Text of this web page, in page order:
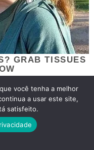
você tenha a melhor
a usar este site,
satisfeito.